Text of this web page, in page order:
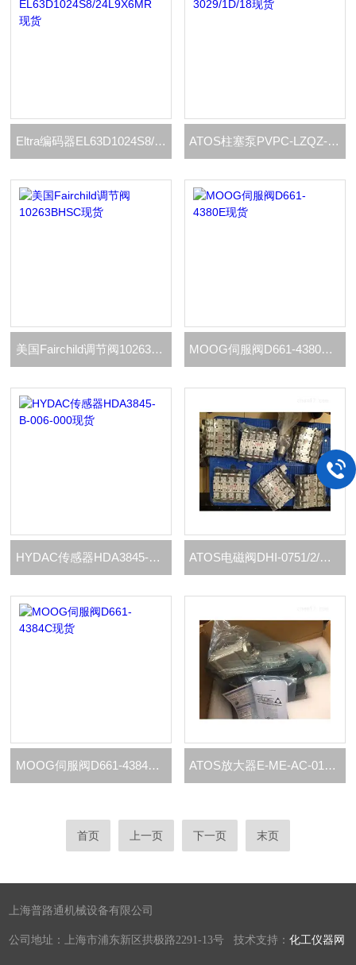
Eltra编码器EL63D1024S8/24L9X6MR现货 ATOS柱塞泵PVPC-LZQZ-3029/1D/18现货
美国Fairchild调节阀10263BHSC现货 MOOG伺服阀D661-4380E现货
HYDAC传感器HDA3845-B-006-000现货 ATOS电磁阀DHI-0751/2/WP-X230现货
MOOG伺服阀D661-4384C现货 ATOS放大器E-ME-AC-01F/RR 20 /4江苏现货
首页 上一页 下一页 末页
上海普路通机械设备有限公司
公司地址：上海市浦东新区拱极路2291-13号 技术支持：化工仪器网